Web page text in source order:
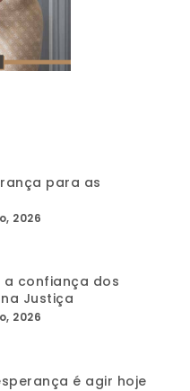
para as
2026
a confiança dos
Justiça
2026
é agir hoje